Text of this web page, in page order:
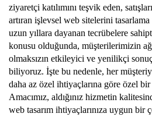
ziyaretçi katılımını teşvik eden,
artıran işlevsel web sitelerini
uzun yıllara dayanan tecrübelere
konusu olduğunda, müşterilerimizin
olmaksızın etkileyici ve yenilikçi
biliyoruz. İşte bu nedenle, her
daha az özel ihtiyaçlarına göre özel
Amacımız, aldığınız hizmetin
web tasarım ihtiyaçlarınıza uygun bir